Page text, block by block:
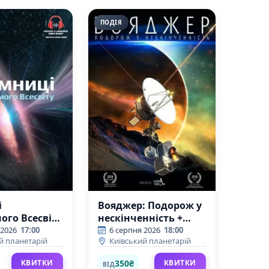
Всесвіту
за
Вибуху
17:00
планетарій
КВИТКИ
ПОДІЯ
Вояджер: Подорож у
нескінченність +
Земля з МКС
(Київський
планетарій)
6 серпня 2026 18:00
Київський планетарій
ВІД350₴ КВИТКИ